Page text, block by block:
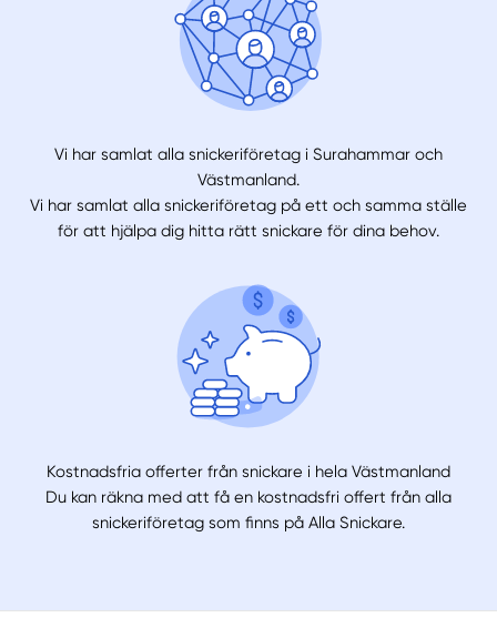
Vi har samlat alla snickeriföretag i Surahammar och
Västmanland.
Vi har samlat alla snickeriföretag på ett och samma ställe
för att hjälpa dig hitta rätt snickare för dina behov.
Kostnadsfria offerter från snickare i hela Västmanland
Du kan räkna med att få en kostnadsfri offert från alla
snickeriföretag som finns på Alla Snickare.